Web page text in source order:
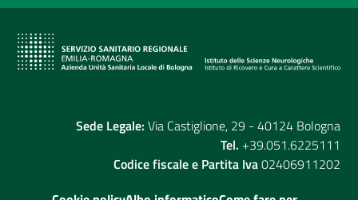
Sede Legale: Via Castiglione, 29 - 40124 Bologna
Tel. +39.051.6225111
Codice fiscale e Partita Iva02406911202